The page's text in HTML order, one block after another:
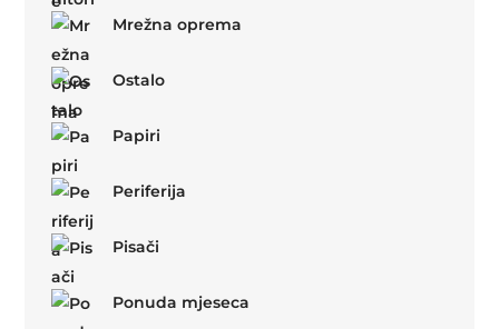
Mrežna oprema
Ostalo
Papiri
Periferija
Pisači
Ponuda mjeseca